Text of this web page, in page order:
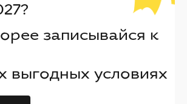
записывайся к
выгодных условиях